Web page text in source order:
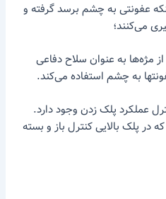
عفونتی به چشم برسد گرفته و
می‌کنند؛
مژه‌ها به عنوان سلاح دفاعی
به چشم استفاده می‌کند.
عملکرد پلک زدن وجود دارد.
در پلک بالایی کنترل باز و بسته